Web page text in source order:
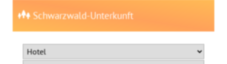
Schwarzwald-Unterkunft